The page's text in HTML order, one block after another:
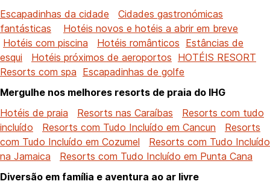
Escapadinhas da cidade
Cidades gastronómicas
fantásticas
Hotéis novos e hotéis a abrir em breve
Hotéis com piscina
Hotéis românticos Estâncias de
esqui
Hotéis próximos de aeroportos HOTÉIS RESORT
Resorts com spa Escapadinhas de golfe
Mergulhe nos melhores resorts de praia do IHG
Hotéis de praia
Resorts nas Caraíbas
Resorts com tudo
incluído
Resorts com Tudo Incluído em Cancun
Resorts
com Tudo Incluído em Cozumel
Resorts com Tudo Incluído
na Jamaica
Resorts com Tudo Incluído em Punta Cana
Diversão em família e aventura ao ar livre